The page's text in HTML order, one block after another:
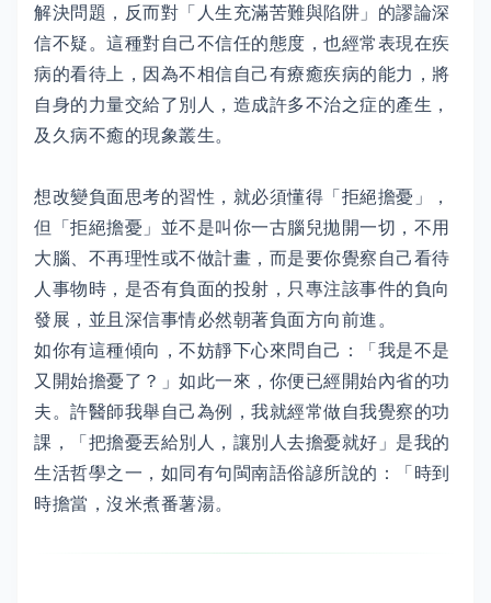
解決問題，反而對「人生充滿苦難與陷阱」的謬論深
信不疑。這種對自己不信任的態度，也經常表現在疾
病的看待上，因為不相信自己有療癒疾病的能力，將
自身的力量交給了別人，造成許多不治之症的產生，
及久病不癒的現象叢生。
想改變負面思考的習性，就必須懂得「拒絕擔憂」，
但「拒絕擔憂」並不是叫你一古腦兒拋開一切，不用
大腦、不再理性或不做計畫，而是要你覺察自己看待
人事物時，是否有負面的投射，只專注該事件的負向
發展，並且深信事情必然朝著負面方向前進。
如你有這種傾向，不妨靜下心來問自己：「我是不是
又開始擔憂了？」如此一來，你便已經開始內省的功
夫。許醫師我舉自己為例，我就經常做自我覺察的功
課，「把擔憂丟給別人，讓別人去擔憂就好」是我的
生活哲學之一，如同有句閩南語俗諺所說的：「時到
時擔當，沒米煮番薯湯。